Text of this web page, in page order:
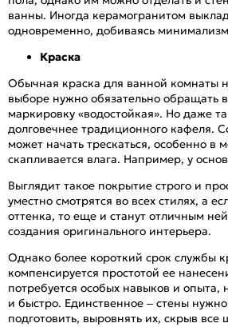
ванны. Иногда керамогранитом
одновременно, добиваясь
Краска
Обычная краска для ванной комнаты
выборе нужно обязательно обращать
маркировку «водостойкая». Но даже
долговечнее традиционного кафеля.
может начать трескаться, особенно в
скапливается влага. Например, у
Выглядит такое покрытие строго и
уместно смотрятся во всех стилях, а
оттенка, то еще и станут отличным
создания оригинального интерьера.
Однако более короткий срок службы
компенсируется простотой ее
потребуется особых навыков и опыта,
и быстро. Единственное – стены
подготовить, выровнять их, скрыв